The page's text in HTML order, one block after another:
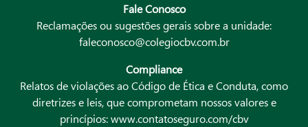
Fale Conosco
Reclamações ou sugestões gerais sobre a unidade:
faleconosco@colegiocbv.com.br
Compliance
Relatos de violações ao Código de Ética e Conduta, como
diretrizes e leis, que comprometam nossos valores e
princípios:www.contatoseguro.com/cbv